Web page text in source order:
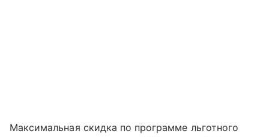
Максимальная скидка по программе льготного